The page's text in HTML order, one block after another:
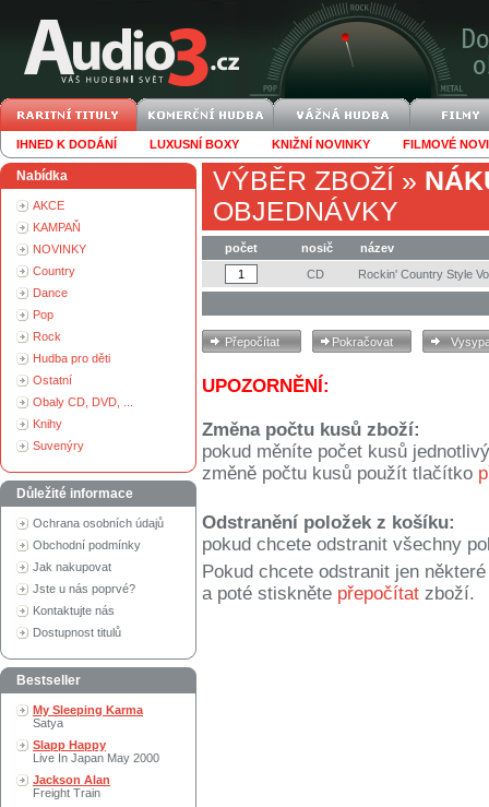
IHNED K DODÁNÍ LUXUSNÍ BOXY KNIŽNÍ NOVINKY FILMOVÉ
Nabídka
AKCE
KAMPAŇ
NOVINKY
Country
Dance
Pop
Rock
Hudba pro děti
Ostatní
Obaly CD, DVD, ...
Knihy
Suvenýry
Důležité informace
Ochrana osobních údajů
Obchodní podmínky
Jak nakupovat
Jste u nás poprvé?
Kontaktujte nás
Dostupnost titulů
Bestseller
My Sleeping Karma
Satya
Slapp Happy
Live In Japan May 2000
Jackson Alan
Freight Train
VÝBĚR ZBOŽÍ »
OBJEDNÁVKY
počet nosič
název
CD
Rockin' Country Style
UPOZORNĚNÍ:
Změna počtu kusů zboží:
pokud měníte počet kusů
změně počtu kusů použít tlačítko
Odstranění položek z košíku:
pokud chcete odstranit všechny
Pokud chcete odstranit jen
a poté stiskněte přepočítat zboží.